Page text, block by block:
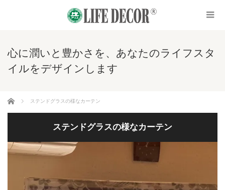
心に潤いと豊かさを、あなたのライフスタ
イルをデザインします
ホーム ステンドグラスの様なカーテン
ステンドグラスの様なカーテン